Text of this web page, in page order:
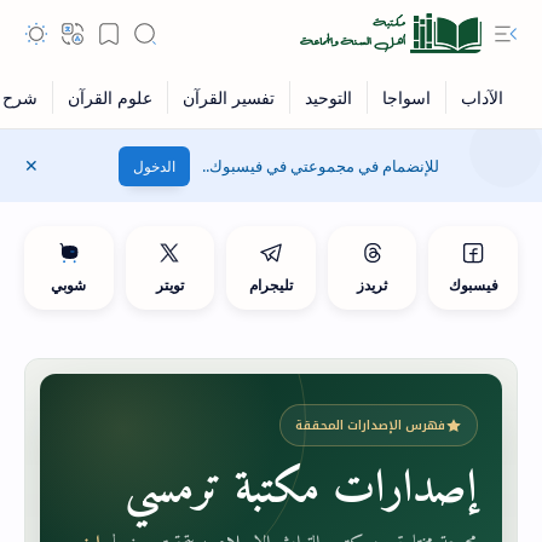
للإنضمام في مجموعتي في فيسبوك.. الدخول
فيسبوك ثريدز تليجرام تويتر شوبي
فهرس الإصدارات المحققة
إصدارات مكتبة ترمسي